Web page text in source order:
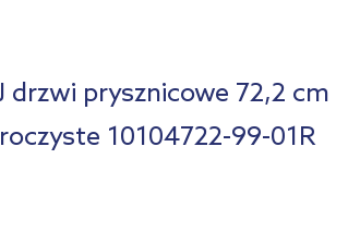
prysznicowe 72,2 cm
10104722-99-01R